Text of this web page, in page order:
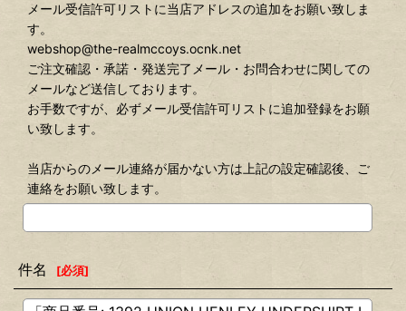
メール受信許可リストに当店アドレスの追加をお願い致しま
す。
webshop@the-realmccoys.ocnk.net
ご注文確認・承諾・発送完了メール・お問合わせに関しての
メールなど送信しております。
お手数ですが、必ずメール受信許可リストに追加登録をお願
い致します。
当店からのメール連絡が届かない方は上記の設定確認後、ご
連絡をお願い致します。
件名 [必須]